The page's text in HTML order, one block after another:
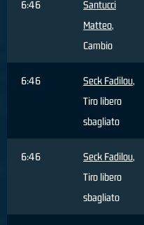
6:46
Santucci
Matteo,
Cambio
6:46 Seck Fadilou,
Tiro libero
sbagliato
6:46 Seck Fadilou,
Tiro libero
sbagliato